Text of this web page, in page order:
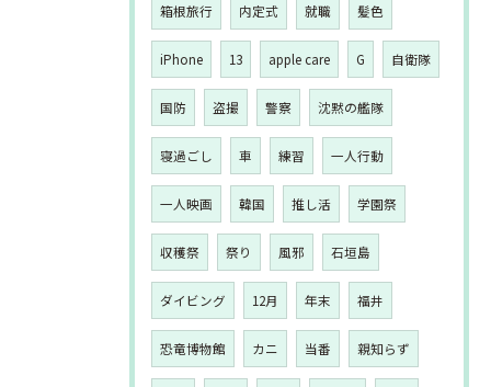
箱根旅行 内定式 就職 髪色
iPhone 13 apple care G 自衛隊
国防 盗撮 警察 沈黙の艦隊
寝過ごし 車 練習 一人行動
一人映画 韓国 推し活 学園祭
収穫祭 祭り 風邪 石垣島
ダイビング 12月 年末 福井
恐竜博物館 カニ 当番 親知らず